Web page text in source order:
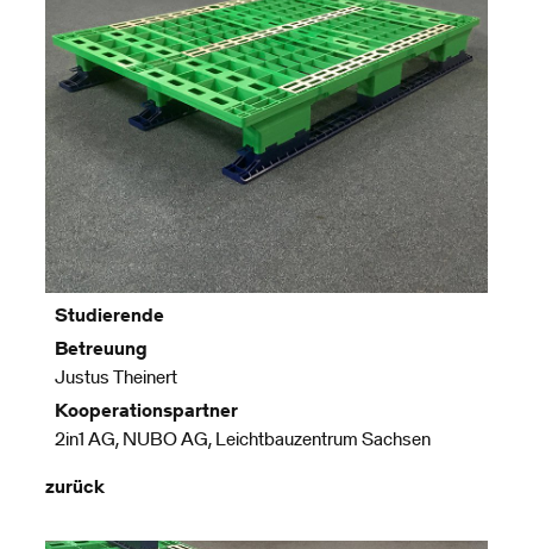
zurück
Studierende
Betreuung
Justus Theinert
Kooperationspartner
2in1 AG, NUBO AG, Leichtbauzentrum Sachsen